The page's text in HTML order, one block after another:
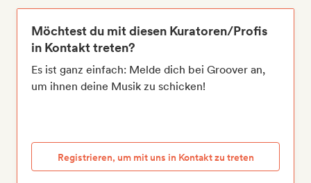
Möchtest du mit diesen Kuratoren/Profis
in Kontakt treten?
Es ist ganz einfach: Melde dich bei Groover an,
um ihnen deine Musik zu schicken!
Registrieren, um mit uns in Kontakt zu treten